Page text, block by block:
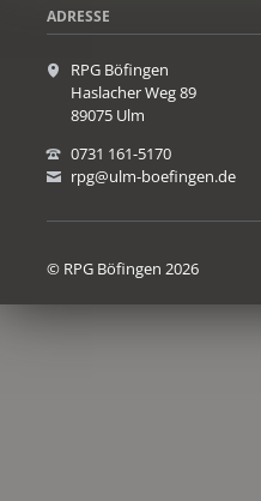
ADRESSE
RPG Böfingen
Haslacher Weg 89
89075 Ulm
0731 161-5170
rpg@ulm-boefingen.de
© RPG Böfingen 2026